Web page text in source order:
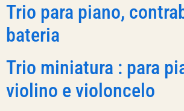
Trio para piano,
bateria
Trio miniatura : para
violino e violoncelo